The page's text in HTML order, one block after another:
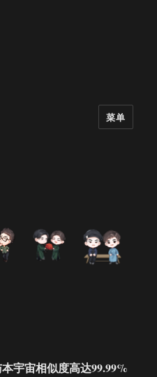
菜单
宇宙相似度高达99.99%